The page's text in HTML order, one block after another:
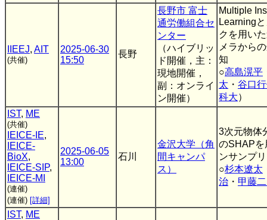
IIEEJ, AIT
(共催)
2025-06-30
15:50
長野
長野市 富士
通労働組合セ
ンター
（ハイブリッ
ド開催，主：
現地開催，
副：オンライ
ン開催）
Multiple
Learning
クを用い
メラから
知
○高島滉平
太 ・ 谷口
科大）
IST, ME
(共催)
IEICE-IE,
IEICE-
BioX,
IEICE-SIP,
IEICE-MI
(連催)
(連催) [詳細]
2025-06-05
13:00
石川
金沢大学（角
間キャンパ
ス）
3次元物体
のSHAPを
ンサンプ
○杉本遼太
治 ・ 甲藤
IST, ME